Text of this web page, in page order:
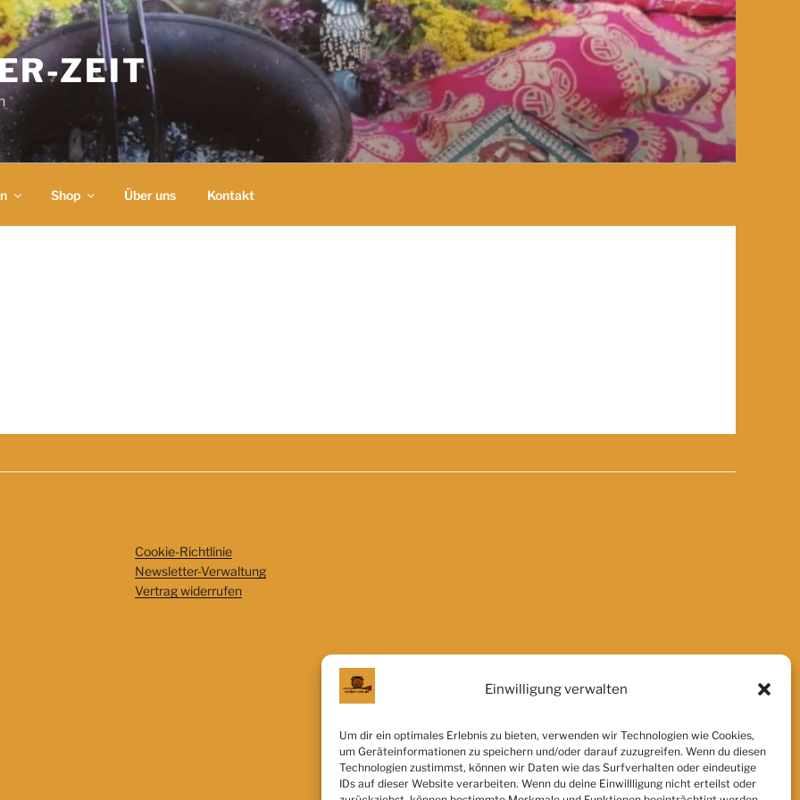
Einwilligung verwalten
Um dir ein optimales Erlebnis zu bieten, verwenden wir Technologien wie Cookies,
um Geräteinformationen zu speichern und/oder darauf zuzugreifen. Wenn du diesen
Technologien zustimmst, können wir Daten wie das Surfverhalten oder eindeutige
IDs auf dieser Website verarbeiten. Wenn du deine Einwillligung nicht erteilst oder
ZEIT
Shop Über uns Kontakt
Cookie-Richtlinie
Newsletter-Verwaltung
Vertrag widerrufen